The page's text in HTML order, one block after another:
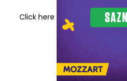
Click here